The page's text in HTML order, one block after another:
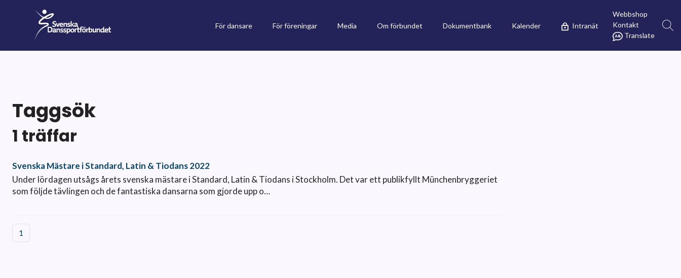
För dansare För föreningar Media Om förbundet Dokumentbank Kalender Intranät
Webbshop
Kontakt
Translate
Taggsök
1 träffar
Svenska Mästare i Standard, Latin & Tiodans 2022
Under lördagen utsågs årets svenska mästare i Standard, Latin & Tiodans i Stockholm. Det var ett publikfyllt Münchenbryggeriet
som följde tävlingen och de fantastiska dansarna som gjorde upp o…
1